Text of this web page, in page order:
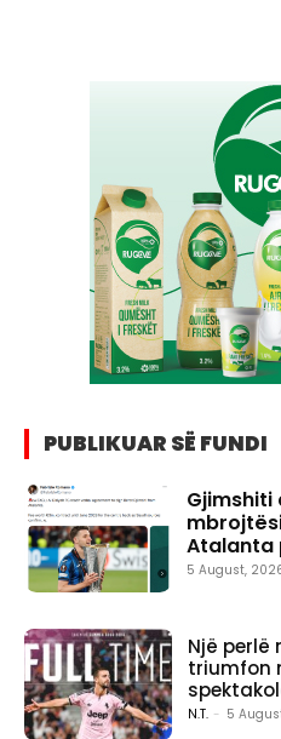
PUBLIKUAR SË FUNDI
Gjimshiti
Atalanta
5 August,
Një perlë
triumfon
N.T. - 5